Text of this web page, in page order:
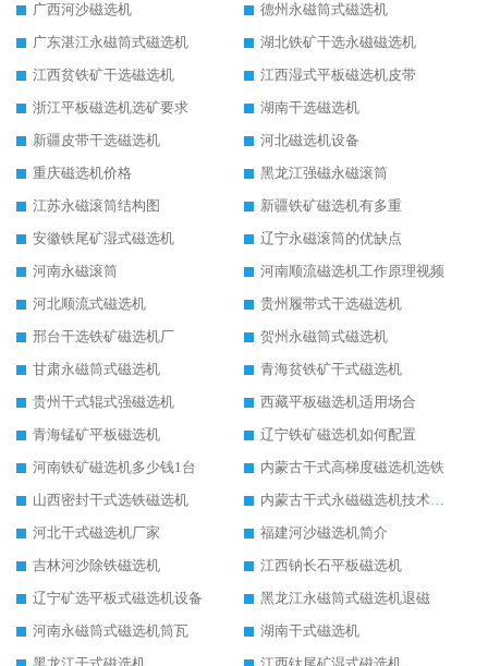
广西河沙磁选机
德州永磁筒式磁选机
广东湛江永磁筒式磁选机
湖北铁矿干选永磁磁选机
江西贫铁矿干选磁选机
江西湿式平板磁选机皮带
浙江平板磁选机选矿要求
湖南干选磁选机
新疆皮带干选磁选机
河北磁选机设备
重庆磁选机价格
黑龙江强磁永磁滚筒
江苏永磁滚筒结构图
新疆铁矿磁选机有多重
安徽铁尾矿湿式磁选机
辽宁永磁滚筒的优缺点
河南永磁滚筒
河南顺流磁选机工作原理视频
河北顺流式磁选机
贵州履带式干选磁选机
邢台干选铁矿磁选机厂
贺州永磁筒式磁选机
甘肃永磁筒式磁选机
青海贫铁矿干式磁选机
贵州干式辊式强磁选机
西藏平板磁选机适用场合
青海锰矿平板磁选机
辽宁铁矿磁选机如何配置
河南铁矿磁选机多少钱1台
内蒙古干式高梯度磁选机选铁
山西密封干式选铁磁选机
内蒙古干式永磁磁选机技术要求
河北干式磁选机厂家
福建河沙磁选机简介
吉林河沙除铁磁选机
江西钠长石平板磁选机
辽宁矿选平板式磁选机设备
黑龙江永磁筒式磁选机退磁
河南永磁筒式磁选机筒瓦
湖南干式磁选机